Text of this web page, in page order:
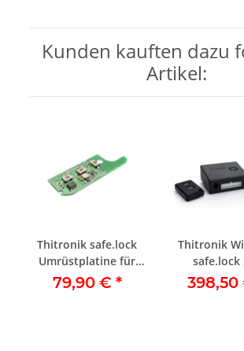
Kunden kauften dazu
Artikel:
Thitronik safe.lock
Umrüstplatine für
Ducato Schlüssel
79,90 € *
Thitronik
safe.lock
Ducato/